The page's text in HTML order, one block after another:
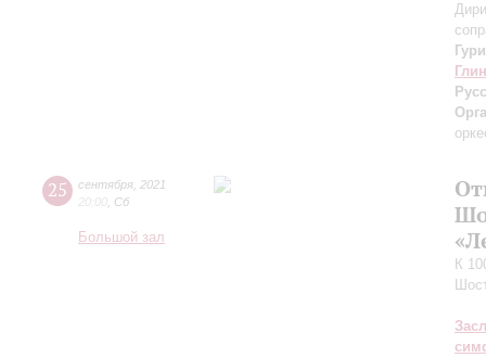
25 сентября 2021
20:00 Сб
Большой зал
К